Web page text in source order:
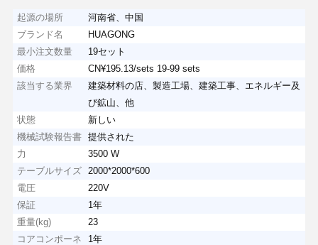
起源の場所
河南省、中国
ブランド名
HUAGONG
最小注文数量
19セット
価格
CN¥195.13/sets 19-99 sets
該当する業界
建築材料の店、製造工場、建築工事、エネルギー及
び鉱山、他
状態
新しい
機械試験報告書
提供された
力
3500 W
テーブルサイズ
2000*2000*600
電圧
220V
保証
1年
重量(kg)
23
コアコンポーネ
1年